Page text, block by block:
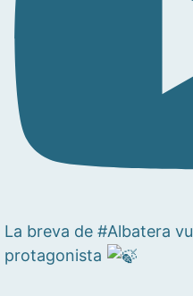
La breva de #Albatera
protagonista